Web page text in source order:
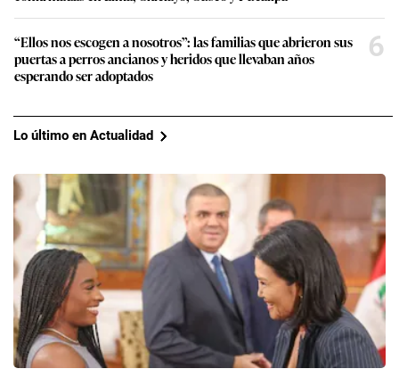
“Ellos nos escogen a nosotros”: las familias que abrieron sus
puertas a perros ancianos y heridos que llevaban años
esperando ser adoptados
6
Lo último en Actualidad